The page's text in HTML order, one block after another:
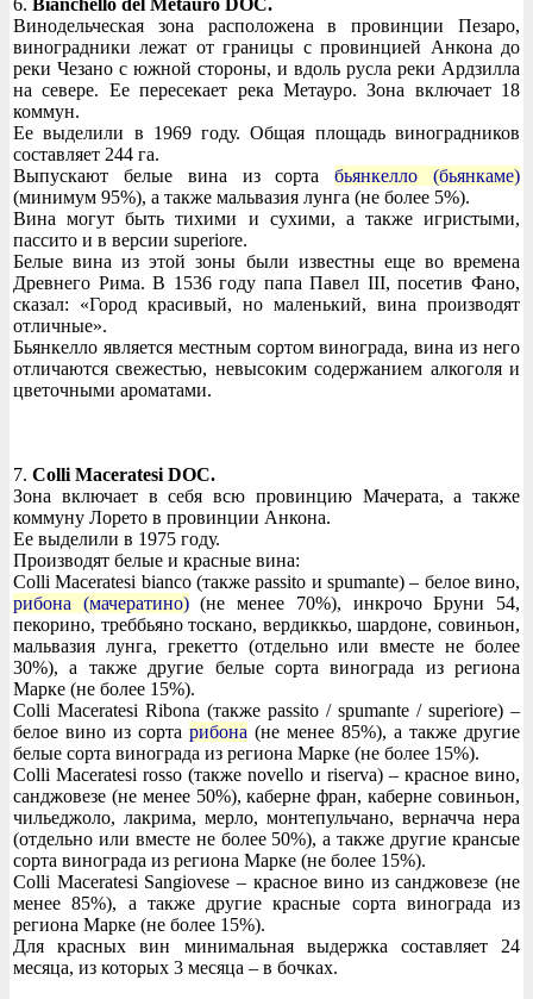
6. Bianchello del Metauro DOC.
Винодельческая зона расположена в провинции Пезаро,
виноградники лежат от границы с провинцией Анкона до
реки Чезано с южной стороны, и вдоль русла реки Ардзилла
на севере. Ее пересекает река Метауро. Зона включает 18
коммун.
Ее выделили в 1969 году. Общая площадь виноградников
составляет 244 га.
Выпускают белые вина из сортабьянкелло (бьянкаме)
(минимум 95%), а также мальвазия лунга (не более 5%).
Вина могут быть тихими и сухими, а также игристыми,
пассито и в версии superiore.
Белые вина из этой зоны были известны еще во времена
Древнего Рима. В 1536 году папа Павел III, посетив Фано,
сказал: «Город красивый, но маленький, вина производят
отличные».
Бьянкелло является местным сортом винограда, вина из него
отличаются свежестью, невысоким содержанием алкоголя и
цветочными ароматами.
7. Colli Maceratesi DOC.
Зона включает в себя всю провинцию Мачерата, а также
коммуну Лорето в провинции Анкона.
Ее выделили в 1975 году.
Производят белые и красные вина:
Colli Maceratesi bianco (также passito и spumante) – белое вино,
рибона (мачератино)(не менее 70%), инкрочо Бруни 54,
пекорино, треббьяно тоскано, вердиккьо, шардоне, совиньон,
мальвазия лунга, грекетто (отдельно или вместе не более
30%), а также другие белые сорта винограда из региона
Марке (не более 15%).
Colli Maceratesi Ribona (также passito / spumante / superiore) –
белое вино из сорта рибона (не менее 85%), а также другие
белые сорта винограда из региона Марке (не более 15%).
Colli Maceratesi rosso (также novello и riserva) – красное вино,
санджовезе (не менее 50%), каберне фран, каберне совиньон,
чильеджоло, лакрима, мерло, монтепульчано, верначча нера
(отдельно или вместе не более 50%), а также другие крансые
сорта винограда из региона Марке (не более 15%).
Colli Maceratesi Sangiovese – красное вино из санджовезе (не
менее 85%), а также другие красные сорта винограда из
региона Марке (не более 15%).
Для красных вин минимальная выдержка составляет 24
месяца, из которых 3 месяца – в бочках.